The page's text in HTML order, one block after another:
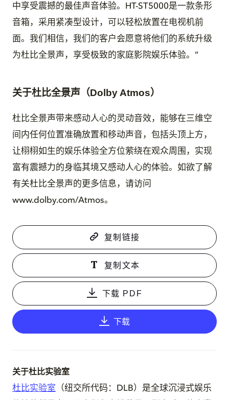
中享受震撼的最佳声音体验。HT-ST5000是一款条形
音箱，采用紧凑型设计，可以轻松放置在电视机前
面。我们相信，我们的客户会愿意将他们的系统升级
为杜比全景声，享受极致的家庭影院娱乐体验。”
关于杜比全景声（Dolby Atmos）
杜比全景声带来感动人心的灵动音效，能够在三维空
间内任何位置准确放置和移动声音，包括头顶上方，
让栩栩如生的娱乐体验全方位萦绕在观众周围，实现
富有震撼力的身临其境又感动人心的体验。如欲了解
有关杜比全景声的更多信息，请访问
www.dolby.com/Atmos。
复制链接
复制文本
下载 PDF
下载
关于杜比实验室
杜比实验室 （纽交所代码：DLB）是全球沉浸式娱乐